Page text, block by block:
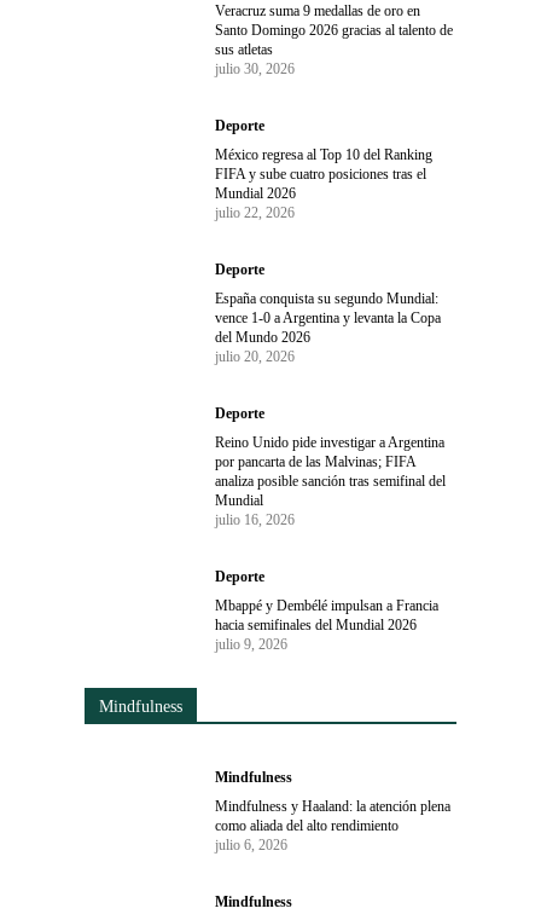
Veracruz suma 9 medallas de oro en
Santo Domingo 2026 gracias al talento de
sus atletas
julio 30, 2026
Deporte
México regresa al Top 10 del Ranking
FIFA y sube cuatro posiciones tras el
Mundial 2026
julio 22, 2026
Deporte
España conquista su segundo Mundial:
vence 1-0 a Argentina y levanta la Copa
del Mundo 2026
julio 20, 2026
Deporte
Reino Unido pide investigar a Argentina
por pancarta de las Malvinas; FIFA
analiza posible sanción tras semifinal del
Mundial
julio 16, 2026
Deporte
Mbappé y Dembélé impulsan a Francia
hacia semifinales del Mundial 2026
julio 9, 2026
Mindfulness
Mindfulness
Mindfulness y Haaland: la atención plena
como aliada del alto rendimiento
julio 6, 2026
Mindfulness